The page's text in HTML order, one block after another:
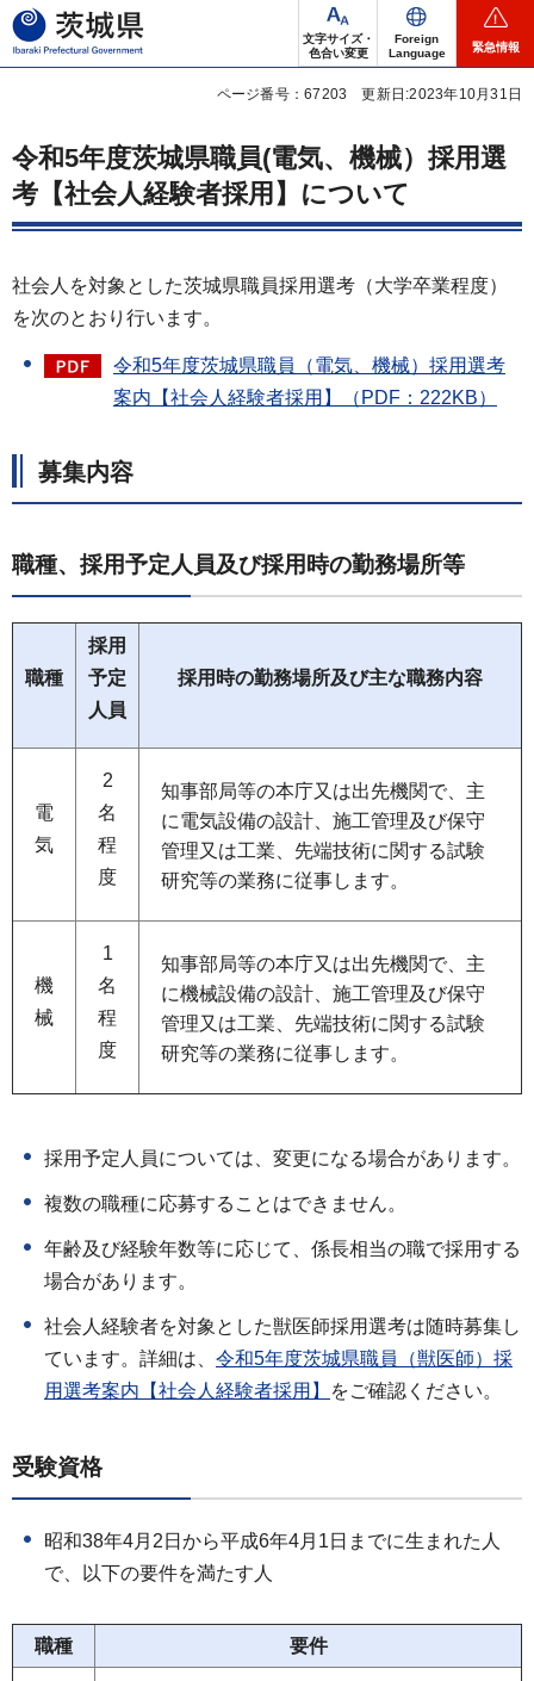
茨城県
文字サイズ・
色合い変更
Foreign
Language
緊急情報
ページ番号：67203 更新日:2023年10月31日
令和5年度茨城県職員(電気、機械）採用選
考【社会人経験者採用】について
社会人を対象とした茨城県職員採用選考（大学卒業程度）
を次のとおり行います。
令和5年度茨城県職員（電気、機械）採用選考
案内【社会人経験者採用】（PDF：222KB）
募集内容
職種、採用予定人員及び採用時の勤務場所等
職種
採用
予定
人員
採用時の勤務場所及び主な職務内容
電
気
2
名
程
度
知事部局等の本庁又は出先機関で、主
に電気設備の設計、施工管理及び保守
管理又は工業、先端技術に関する試験
研究等の業務に従事します。
機
械
1
名
程
度
知事部局等の本庁又は出先機関で、主
に機械設備の設計、施工管理及び保守
管理又は工業、先端技術に関する試験
研究等の業務に従事します。
採用予定人員については、変更になる場合があります。
複数の職種に応募することはできません。
年齢及び経験年数等に応じて、係長相当の職で採用する
場合があります。
社会人経験者を対象とした獣医師採用選考は随時募集し
ています。詳細は、 令和5年度茨城県職員（獣医師）採
用選考案内【社会人経験者採用】
をご確認ください。
受験資格
昭和38年4月2日から平成6年4月1日までに生まれた人
で、以下の要件を満たす人
職種 要件